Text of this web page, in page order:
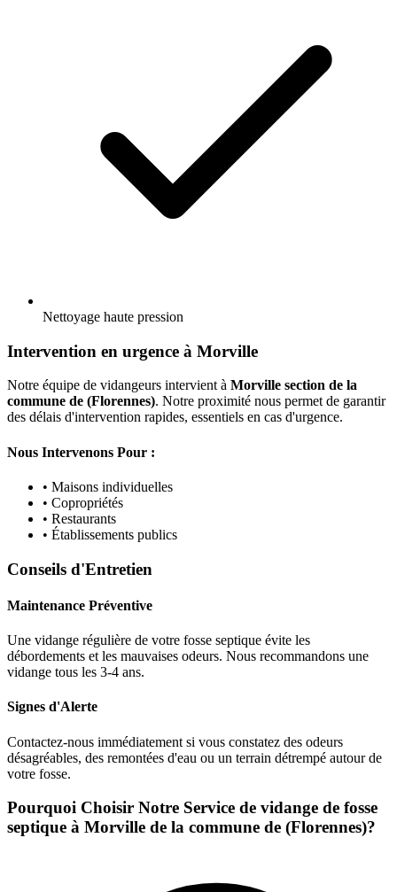
Nettoyage haute pression
Intervention en urgence à Morville
Notre équipe de vidangeurs intervient à Morville section de la
commune de (Florennes). Notre proximité nous permet de garantir
des délais d'intervention rapides, essentiels en cas d'urgence.
Nous Intervenons Pour :
• Maisons individuelles
• Copropriétés
• Restaurants
• Établissements publics
Conseils d'Entretien
Maintenance Préventive
Une vidange régulière de votre fosse septique évite les
débordements et les mauvaises odeurs. Nous recommandons une
vidange tous les 3-4 ans.
Signes d'Alerte
Contactez-nous immédiatement si vous constatez des odeurs
désagréables, des remontées d'eau ou un terrain détrempé autour de
votre fosse.
Pourquoi Choisir Notre Service de vidange de fosse
septique à Morville de la commune de (Florennes)?